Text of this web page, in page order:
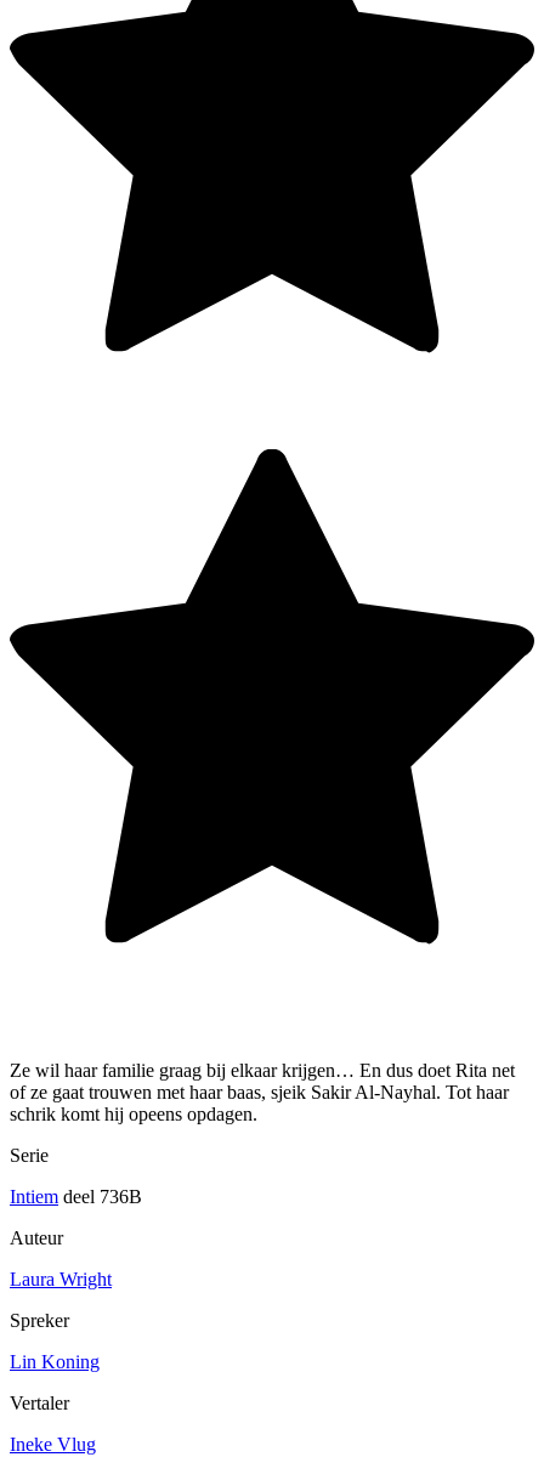
Ze wil haar familie graag bij elkaar krijgen… En dus doet Rita net
of ze gaat trouwen met haar baas, sjeik Sakir Al-Nayhal. Tot haar
schrik komt hij opeens opdagen.
Serie
Intiem deel 736B
Auteur
Laura Wright
Spreker
Lin Koning
Vertaler
Ineke Vlug